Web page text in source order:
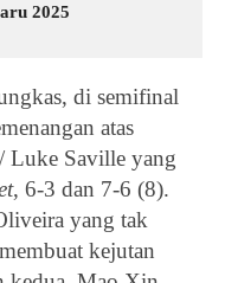
2025
di semifinal
atas
Luke Saville yang
, 6-3 dan 7-6 (8).
yang tak
kejutan